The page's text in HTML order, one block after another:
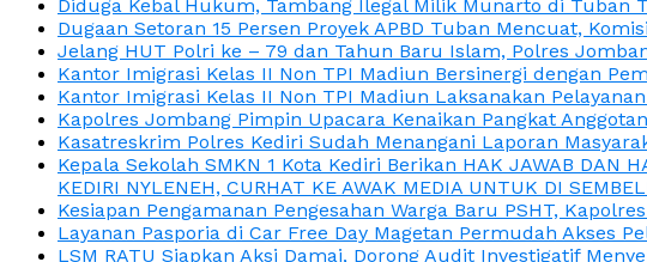
Diduga Kebal Hukum, Tambang Ilegal Milik Munarto di Tuban
Dugaan Setoran 15 Persen Proyek APBD Tuban Mencuat,
Jelang HUT Polri ke – 79 dan Tahun Baru Islam, Polres
Kantor Imigrasi Kelas II Non TPI Madiun Bersinergi dengan
Kantor Imigrasi Kelas II Non TPI Madiun Laksanakan
Kapolres Jombang Pimpin Upacara Kenaikan Pangkat
Kasatreskrim Polres Kediri Sudah Menangani Laporan
Kepala Sekolah SMKN 1 Kota Kediri Berikan HAK JAWAB DAN
KEDIRI NYLENEH, CURHAT KE AWAK MEDIA UNTUK DI
Kesiapan Pengamanan Pengesahan Warga Baru PSHT,
Layanan Pasporia di Car Free Day Magetan Permudah Akses
LSM RATU Siapkan Aksi Damai, Dorong Audit Investigatif